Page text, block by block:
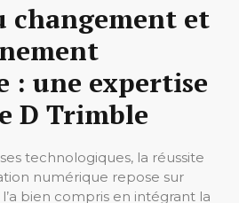
changement et
: une expertise
D Trimble
technologiques, la réussite
numérique repose sur
bien compris en intégrant la